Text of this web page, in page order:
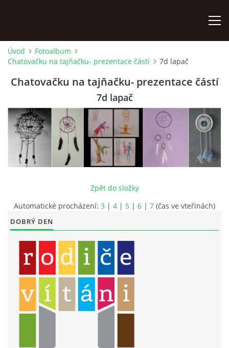
ÚVOD
ZAMĚSTNANCI
HUDEBNÍ OBOR
VÝTVARNÝ OBOR
LITERÁRNĚ DRAMATICKÝ OBOR
DĚTSKÁ UMĚLECKÁ DÍLNA
PRAVIDLA PRO VEŘEJNÉ AKCE ZUŠ STAŇKOV
Úvod
Fotoalbum
Chatovačku na tajňačku- prezentace částí
7d lapač
Chatovačku na tajňačku- prezentace částí
7d lapač
Zpět do složky
Automatické procházení: 3 | 4 | 5 | 6 | 7 (čas ve vteřinách)
DOBRÝ DEN